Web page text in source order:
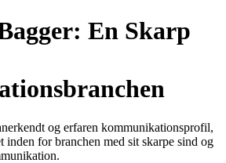
En Skarp
og erfaren kommunikationsprofil,
for branchen med sit skarpe sind og